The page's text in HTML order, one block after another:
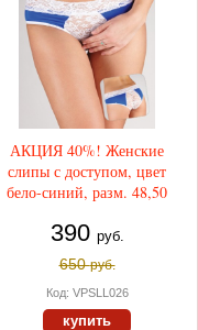
АКЦИЯ 40%! Женские
слипы с доступом, цвет
бело-синий, разм. 48,50
390 руб.
650руб.
Код: VPSLL026
купить